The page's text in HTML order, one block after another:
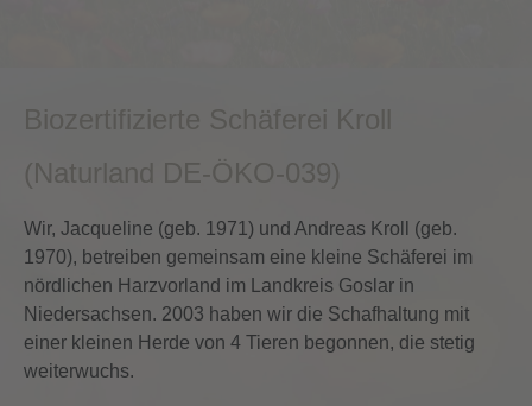
Biozertifizierte Schäferei Kroll
(Naturland DE-ÖKO-039)
Wir, Jacqueline (geb. 1971) und Andreas Kroll (geb.
1970), betreiben gemeinsam eine kleine Schäferei im
nördlichen Harzvorland im Landkreis Goslar in
Niedersachsen. 2003 haben wir die Schafhaltung mit
einer kleinen Herde von 4 Tieren begonnen, die stetig
weiterwuchs.